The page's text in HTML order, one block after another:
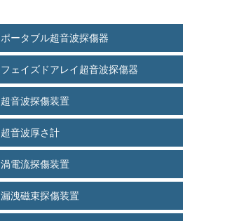
ポータブル超音波探傷器
フェイズドアレイ超音波探傷器
超音波探傷装置
超音波厚さ計
渦電流探傷装置
漏洩磁束探傷装置